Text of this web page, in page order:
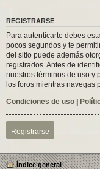
REGISTRARSE
Para autenticarte debes
pocos segundos y te
del sitio puede además
registrados. Antes de
nuestros términos de uso y
los foros mientras navegas
Condiciones de uso |
Registrarse
Índice general